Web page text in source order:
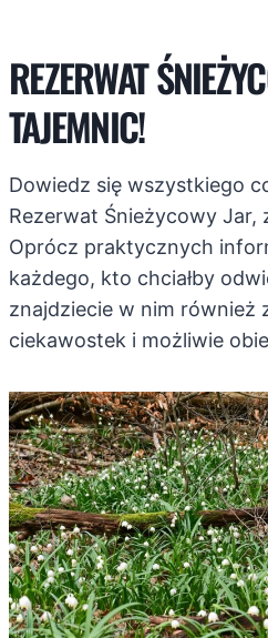
REZERWAT
TAJEMNIC!
Dowiedz się wszystkiego
Rezerwat Śnieżycowy Jar,
Oprócz praktycznych
każdego, kto chciałby
znajdziecie w nim również
ciekawostek i możliwie